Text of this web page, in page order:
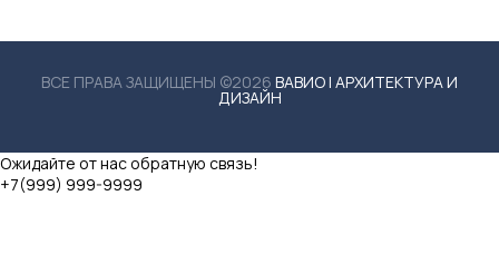
ВСЕ ПРАВА ЗАЩИЩЕНЫ ©2026 ВАВИО | АРХИТЕКТУРА И
ДИЗАЙН
Ожидайте от нас обратную связь!
+7(999) 999-9999